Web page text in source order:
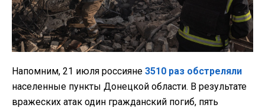
Напомним, 21 июля россияне 3510 раз обстреляли
населенные пункты Донецкой области. В результате
вражеских атак один гражданский погиб, пять